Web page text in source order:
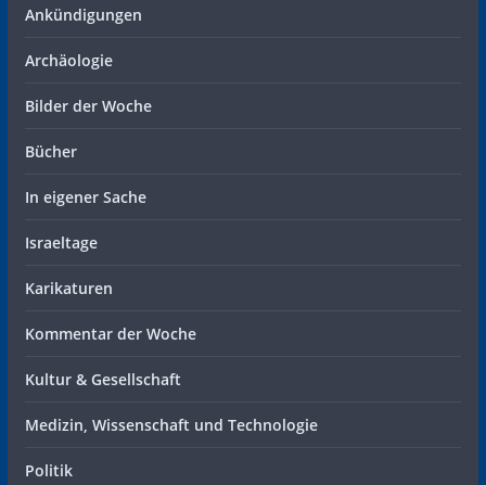
Ankündigungen
Archäologie
Bilder der Woche
Bücher
In eigener Sache
Israeltage
Karikaturen
Kommentar der Woche
Kultur & Gesellschaft
Medizin, Wissenschaft und Technologie
Politik